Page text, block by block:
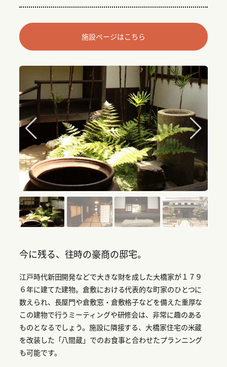
施設ページはこちら
今に残る、往時の豪商の邸宅。
江戸時代新田開発などで大きな財を成した大橋家が１７９
６年に建てた建物。倉敷における代表的な町家のひとつに
数えられ、長屋門や倉敷窓・倉敷格子などを備えた重厚な
この建物で行うミーティングや研修会は、非常に趣のある
ものとなるでしょう。施設に隣接する、大橋家住宅の米蔵
を改装した「八間蔵」でのお食事と合わせたプランニング
も可能です。